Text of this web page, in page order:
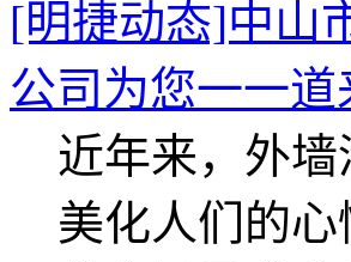
[明捷动态]中山
公司为您一一道
近年来，外
美化人们的